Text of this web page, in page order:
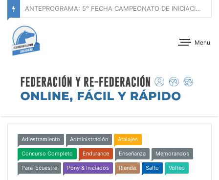
ANTEPROGRAMA: CONCURSO DE ADIESTRAMIENTO – JOCKEY CLUB CÓRDOBA – 29 Y 30 DE AGOSTO DE 2026
Menu
Adiestramiento Administración Atalajes
Concurso Completo Endurance Enseñanza Memorandos
Para-Ecuestre Pony & Iniciados Rienda Salto Volteo